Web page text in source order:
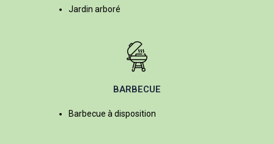
Jardin arboré
BARBECUE
Barbecue à disposition